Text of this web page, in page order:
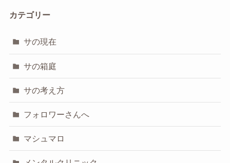
カテゴリー
サの現在
サの箱庭
サの考え方
フォロワーさんへ
マシュマロ